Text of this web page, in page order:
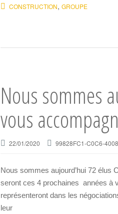
CONSTRUCTION, GROUPE
Nous sommes
vous
22/01/2020 99828FC1-C0C6-
Nous sommes aujourd’hui 72
seront ces 4 prochaines années à
représenteront dans les
leur